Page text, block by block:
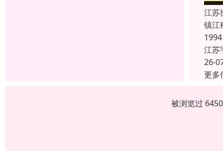
江苏
镇江
江苏
26-
更多
被浏览过